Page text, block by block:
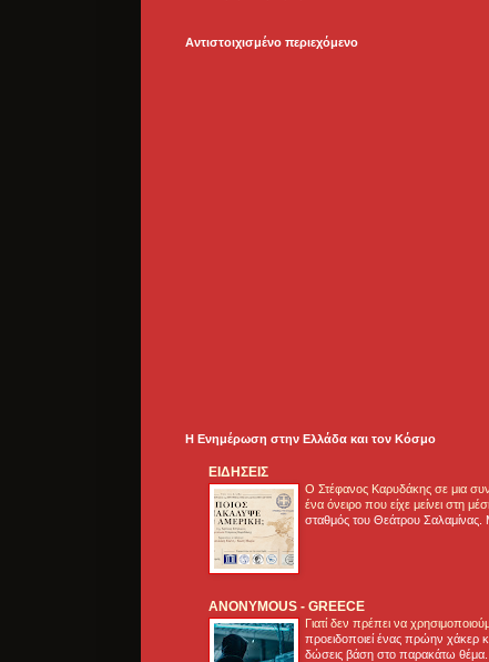
Αντιστοιχισμένο περιεχόμενο
Η Ενημέρωση στην Ελλάδα και τoν Κόσμο
ΕΙΔΗΣΕΙΣ
Ο Στέφανος Καρυδάκης σε μια
ένα όνειρο που είχε μείνει στη
σταθμός του Θεάτρου
ANONYMOUS - GREECE
Γιατί δεν πρέπει να
προειδοποιεί ένας πρώην χάκερ
δώσεις βάση στο παρακάτω